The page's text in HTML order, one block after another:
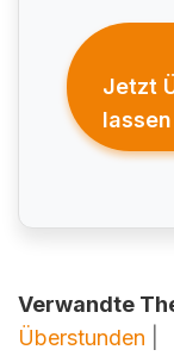
Jetzt
lassen
Verwandte
Überstunden